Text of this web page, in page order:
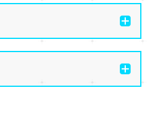
級感のあるマンゴータルト作り
宝物✨「光るハーバリウム」作り